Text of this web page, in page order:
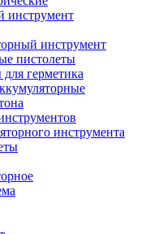
инструмент
инструмент
пистолеты
герметика
инструмента